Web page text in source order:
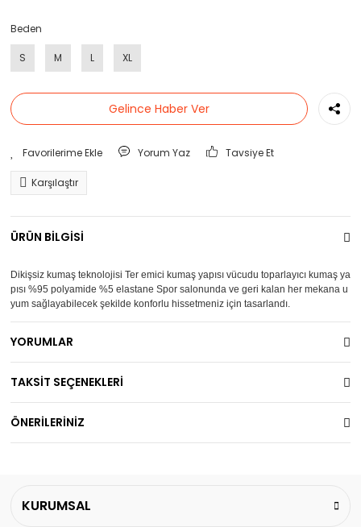
Beden
S M L XL
Gelince Haber Ver
Yorum Yaz Tavsiye Et
Karşılaştır
ÜRÜN BİLGİSİ
Dikişsiz kumaş teknolojisi Ter emici kumaş yapısı vücudu toparlayıcı kumaş ya
pısı %95 polyamide %5 elastane Spor salonunda ve geri kalan her mekana u
yum sağlayabilecek şekilde konforlu hissetmeniz için tasarlandı.
YORUMLAR
TAKSİT SEÇENEKLERİ
ÖNERİLERİNİZ
KURUMSAL